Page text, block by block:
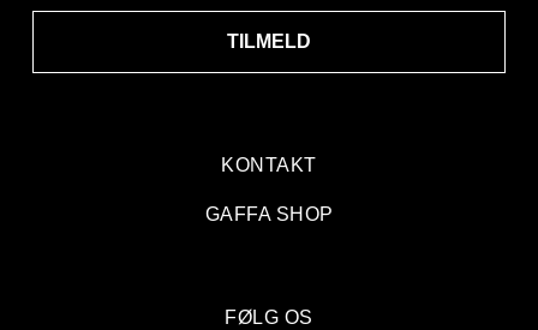
KONTAKT
GAFFA SHOP
TILMELD
FØLG OS